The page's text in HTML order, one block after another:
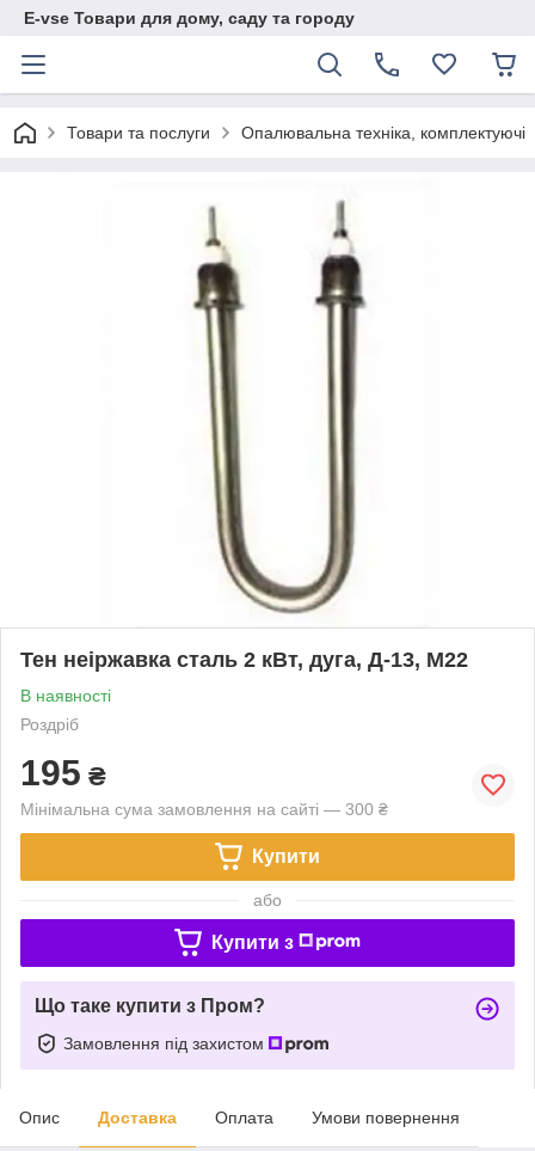
E-vse Товари для дому, саду та городу
Товари та послуги Опалювальна техніка, комплектуючі
Тен неіржавка сталь 2 кВт, дуга, Д-13, М22
В наявності
Роздріб
195 ₴
Мінімальна сума замовлення на сайті — 300 ₴
Купити
або
Купити з
Що таке купити з Пром?
Замовлення під захистом
Опис Доставка Оплата Умови повернення